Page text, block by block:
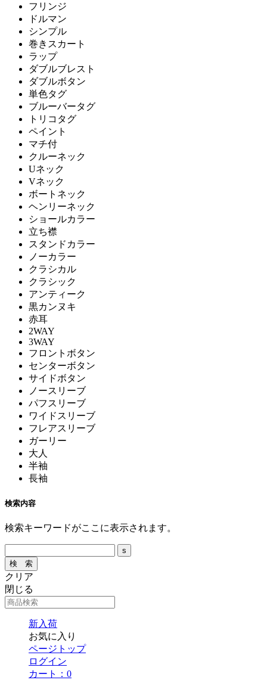
フリンジ
ドルマン
シンプル
巻きスカート
ラップ
ダブルブレスト
ダブルボタン
単色タグ
ブルーバータグ
トリコタグ
ペイント
マチ付
クルーネック
Uネック
Vネック
ボートネック
ヘンリーネック
ショールカラー
立ち襟
スタンドカラー
ノーカラー
クラシカル
クラシック
アンティーク
黒カンヌキ
赤耳
2WAY
3WAY
フロントボタン
センターボタン
サイドボタン
ノースリーブ
パフスリーブ
ワイドスリーブ
フレアスリーブ
ガーリー
大人
半袖
長袖
検索内容
検索キーワードがここに表示されます。
クリア
閉じる
新入荷
お気に入り
ページトップ
ログイン
カート： 0